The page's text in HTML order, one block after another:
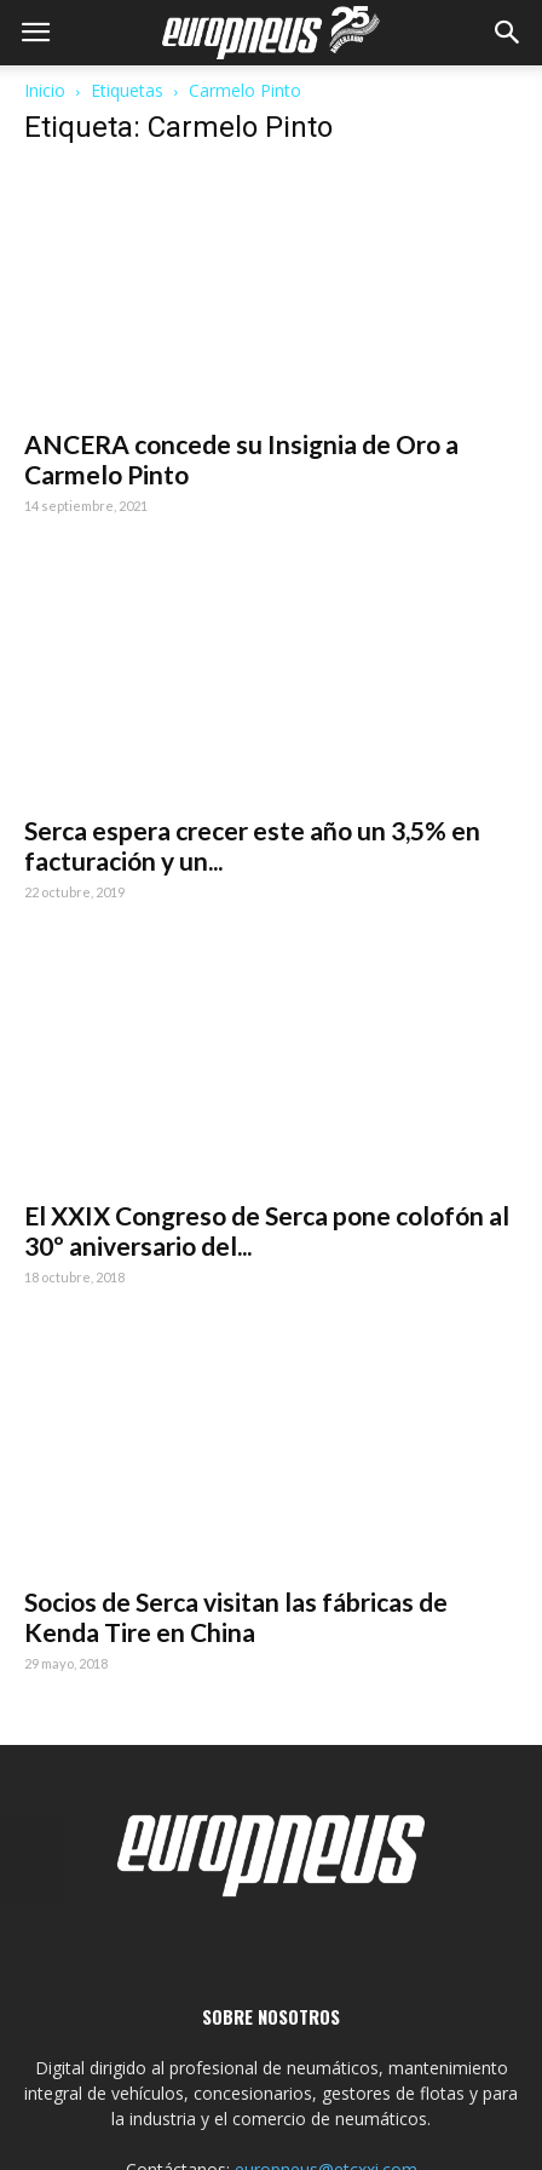
Inicio Etiquetas Carmelo Pinto
Etiqueta: Carmelo Pinto
ANCERA concede su Insignia de Oro a
Carmelo Pinto
14 septiembre, 2021
Serca espera crecer este año un 3,5% en
facturación y un...
22 octubre, 2019
El XXIX Congreso de Serca pone colofón al
30º aniversario del...
18 octubre, 2018
Socios de Serca visitan las fábricas de
Kenda Tire en China
29 mayo, 2018
SOBRE NOSOTROS
Digital dirigido al profesional de neumáticos, mantenimiento
integral de vehículos, concesionarios, gestores de flotas y para
la industria y el comercio de neumáticos.